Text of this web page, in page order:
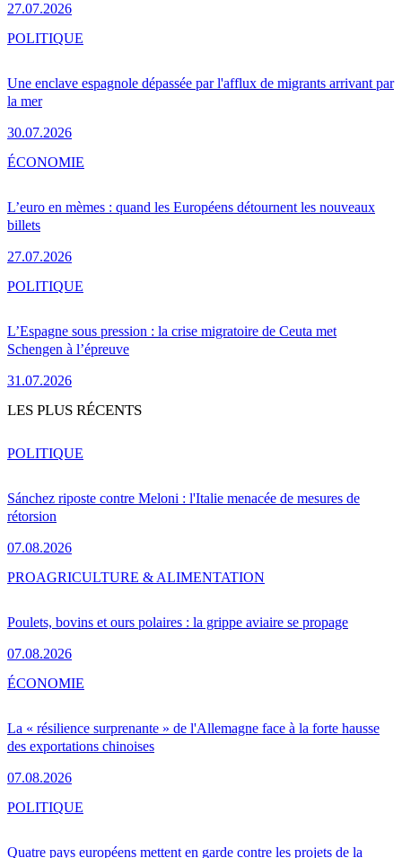
27.07.2026
Une enclave espagnole dépassée par l'afflux de migrants arrivant par
la mer
30.07.2026
POLITIQUE
L’euro en mèmes : quand les Européens détournent les nouveaux
billets
27.07.2026
ÉCONOMIE
L’Espagne sous pression : la crise migratoire de Ceuta met
Schengen à l’épreuve
31.07.2026
POLITIQUE
LES PLUS RÉCENTS
Sánchez riposte contre Meloni : l'Italie menacée de mesures de
rétorsion
07.08.2026
POLITIQUE
Poulets, bovins et ours polaires : la grippe aviaire se propage
07.08.2026
PROAGRICULTURE & ALIMENTATION
La « résilience surprenante » de l'Allemagne face à la forte hausse
des exportations chinoises
07.08.2026
ÉCONOMIE
Quatre pays européens mettent en garde contre les projets de la
POLITIQUE